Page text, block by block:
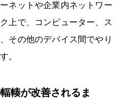
ネットや企業内ネットワー
上で、コンピューター、ス
その他のデバイス間でやり
。
輳が改善されるま